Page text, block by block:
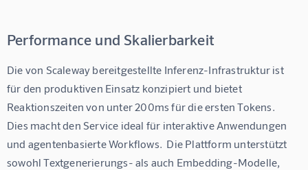
Performance und Skalierbarkeit
Die von Scaleway bereitgestellte Inferenz-Infrastruktur ist
für den produktiven Einsatz konzipiert und bietet
Reaktionszeiten von unter 200ms für die ersten Tokens.
Dies macht den Service ideal für interaktive Anwendungen
und agentenbasierte Workflows.  Die Plattform unterstützt
sowohl Textgenerierungs- als auch Embedding-Modelle,